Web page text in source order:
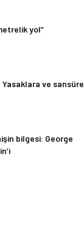
yol”
Yasaklara ve sansüre
bilgesi: George